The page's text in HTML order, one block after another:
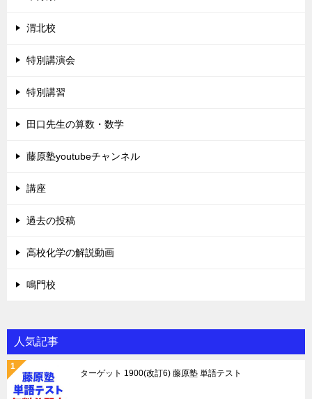
渭北校
特別講演会
特別講習
田口先生の算数・数学
藤原塾youtubeチャンネル
講座
過去の投稿
高校化学の解説動画
鳴門校
人気記事
ターゲット 1900(改訂6) 藤原塾 単語テスト